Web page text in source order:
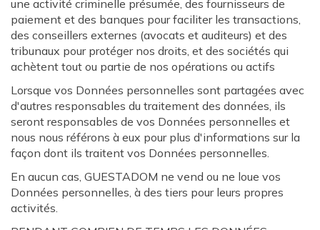
une activité criminelle présumée, des fournisseurs de
paiement et des banques pour faciliter les transactions,
des conseillers externes (avocats et auditeurs) et des
tribunaux pour protéger nos droits, et des sociétés qui
achètent tout ou partie de nos opérations ou actifs
Lorsque vos Données personnelles sont partagées avec
d'autres responsables du traitement des données, ils
seront responsables de vos Données personnelles et
nous nous référons à eux pour plus d'informations sur la
façon dont ils traitent vos Données personnelles.
En aucun cas, GUESTADOM ne vend ou ne loue vos
Données personnelles, à des tiers pour leurs propres
activités.